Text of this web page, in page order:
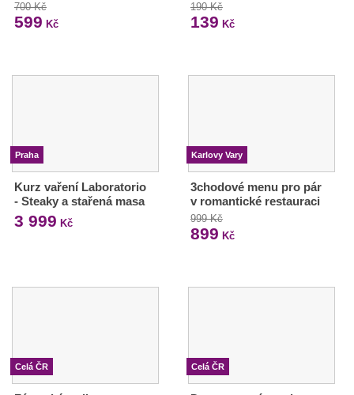
700 Kč
599 Kč
190 Kč
139 Kč
Praha
Kurz vaření Laboratorio
- Steaky a stařená masa
3 999 Kč
Karlovy Vary
3chodové menu pro pár
v romantické restauraci
999 Kč
899 Kč
Celá ČR Celá ČR